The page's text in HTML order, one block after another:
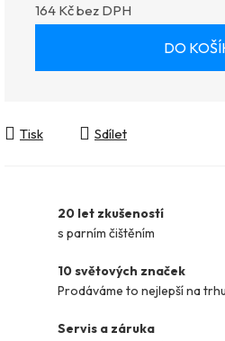
164 Kč bez DPH
DO
Tisk Sdílet
20 let zkušeností
s parním čištěním
10 světových značek
Prodáváme to nejlepší na trhu
Servis a záruka